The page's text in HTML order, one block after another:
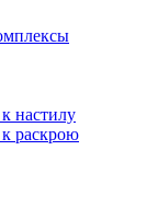
настилу
раскрою